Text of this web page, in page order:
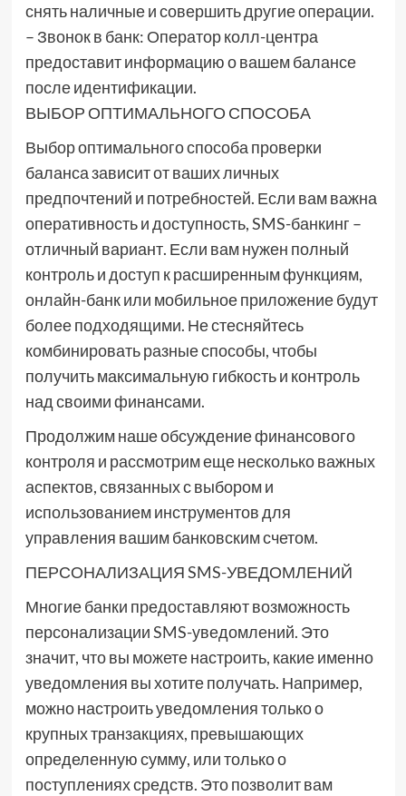
снять наличные и совершить другие операции.
– Звонок в банк: Оператор колл-центра
предоставит информацию о вашем балансе
после идентификации.
ВЫБОР ОПТИМАЛЬНОГО СПОСОБА
Выбор оптимального способа проверки
баланса зависит от ваших личных
предпочтений и потребностей. Если вам важна
оперативность и доступность, SMS-банкинг –
отличный вариант. Если вам нужен полный
контроль и доступ к расширенным функциям,
онлайн-банк или мобильное приложение будут
более подходящими. Не стесняйтесь
комбинировать разные способы, чтобы
получить максимальную гибкость и контроль
над своими финансами.
Продолжим наше обсуждение финансового
контроля и рассмотрим еще несколько важных
аспектов, связанных с выбором и
использованием инструментов для
управления вашим банковским счетом.
ПЕРСОНАЛИЗАЦИЯ SMS-УВЕДОМЛЕНИЙ
Многие банки предоставляют возможность
персонализации SMS-уведомлений. Это
значит, что вы можете настроить, какие именно
уведомления вы хотите получать. Например,
можно настроить уведомления только о
крупных транзакциях, превышающих
определенную сумму, или только о
поступлениях средств. Это позволит вам